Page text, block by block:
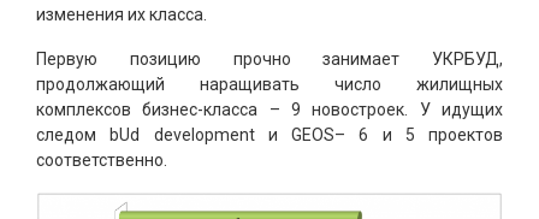
изменения их класса.
Первую позицию прочно занимает УКРБУД,
продолжающий наращивать число жилищных
комплексов бизнес-класса – 9 новостроек. У идущих
следом bUd development и GEOS– 6 и 5 проектов
соответственно.